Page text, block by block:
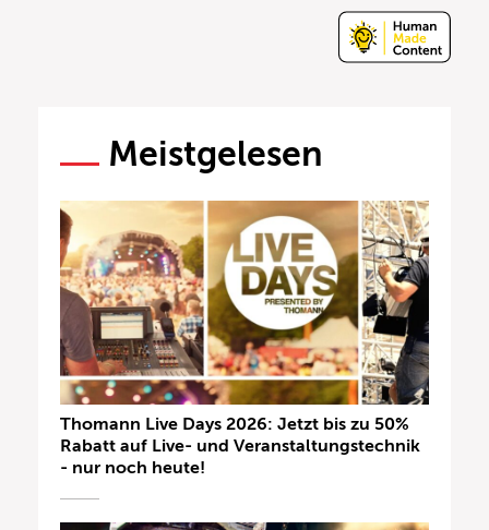
Meistgelesen
Thomann Live Days 2026: Jetzt bis zu 50%
Rabatt auf Live- und Veranstaltungstechnik
- nur noch heute!